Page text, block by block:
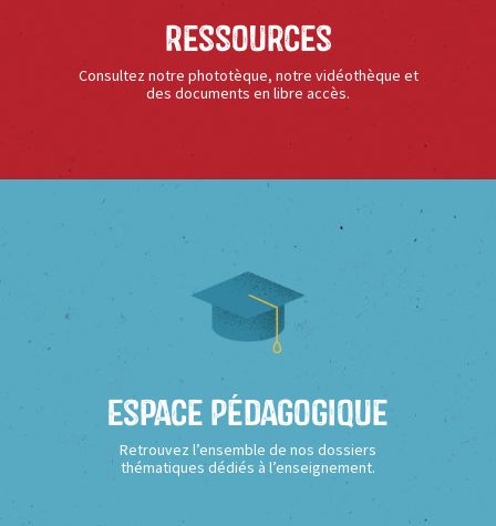
Ressources
Consultez notre phototèque, notre vidéothèque et
des documents en libre accès.
Espace Pédagogique
Retrouvez l’ensemble de nos dossiers
thématiques dédiés à l’enseignement.